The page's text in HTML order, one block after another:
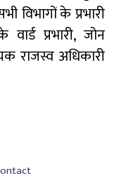
विभागों के प्रभारी
प्रभारी, जोन
राजस्व अधिकारी